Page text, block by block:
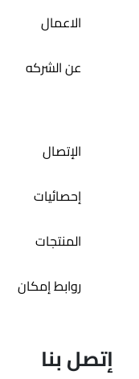
الاعمال
عن الشركه
الإتصال
إحصائيات
المنتجات
روابط إمكان
إتصل بنا